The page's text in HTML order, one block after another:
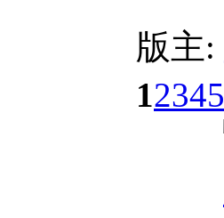
版主:
12345